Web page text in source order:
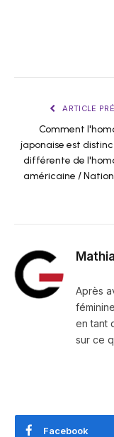
ARTICLE
Comment
japonaise est
différente de
américaine / Nation
Après
en tant
sur ce
Facebook